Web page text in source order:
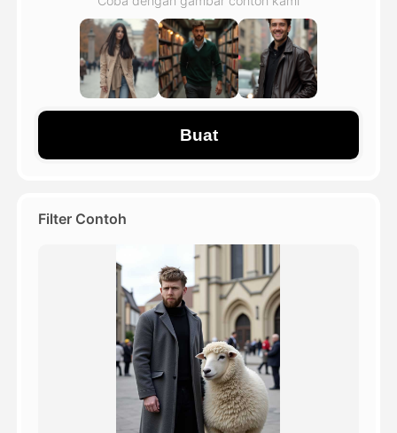
Lihat Semua Template
Blog
Buat
Filter Contoh